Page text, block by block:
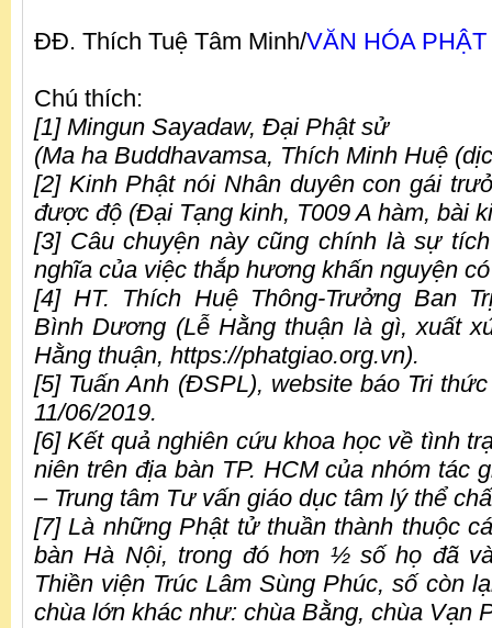
ĐĐ. Thích Tuệ Tâm Minh/VĂN HÓA
Chú thích:
[1] Mingun Sayadaw, Đại Phật sử
(Ma ha Buddhavamsa, Thích Minh Huệ
[2] Kinh Phật nói Nhân duyên con gái
được độ (Đại Tạng kinh, T009 A hàm, bài
[3] Câu chuyện này cũng chính là sự
nghĩa của việc thắp hương khấn nguyện
[4] HT. Thích Huệ Thông-Trưởng Ban
Bình Dương (Lễ Hằng thuận là gì, xuất
Hằng thuận, https://phatgiao.org.vn).
[5] Tuấn Anh (ĐSPL), website báo Tri
11/06/2019.
[6] Kết quả nghiên cứu khoa học về tình
niên trên địa bàn TP. HCM của nhóm tác
– Trung tâm Tư vấn giáo dục tâm lý thể
[7] Là những Phật tử thuần thành thuộc
bàn Hà Nội, trong đó hơn ½ số họ đã
Thiền viện Trúc Lâm Sùng Phúc, số còn
chùa lớn khác như: chùa Bằng, chùa Vạn